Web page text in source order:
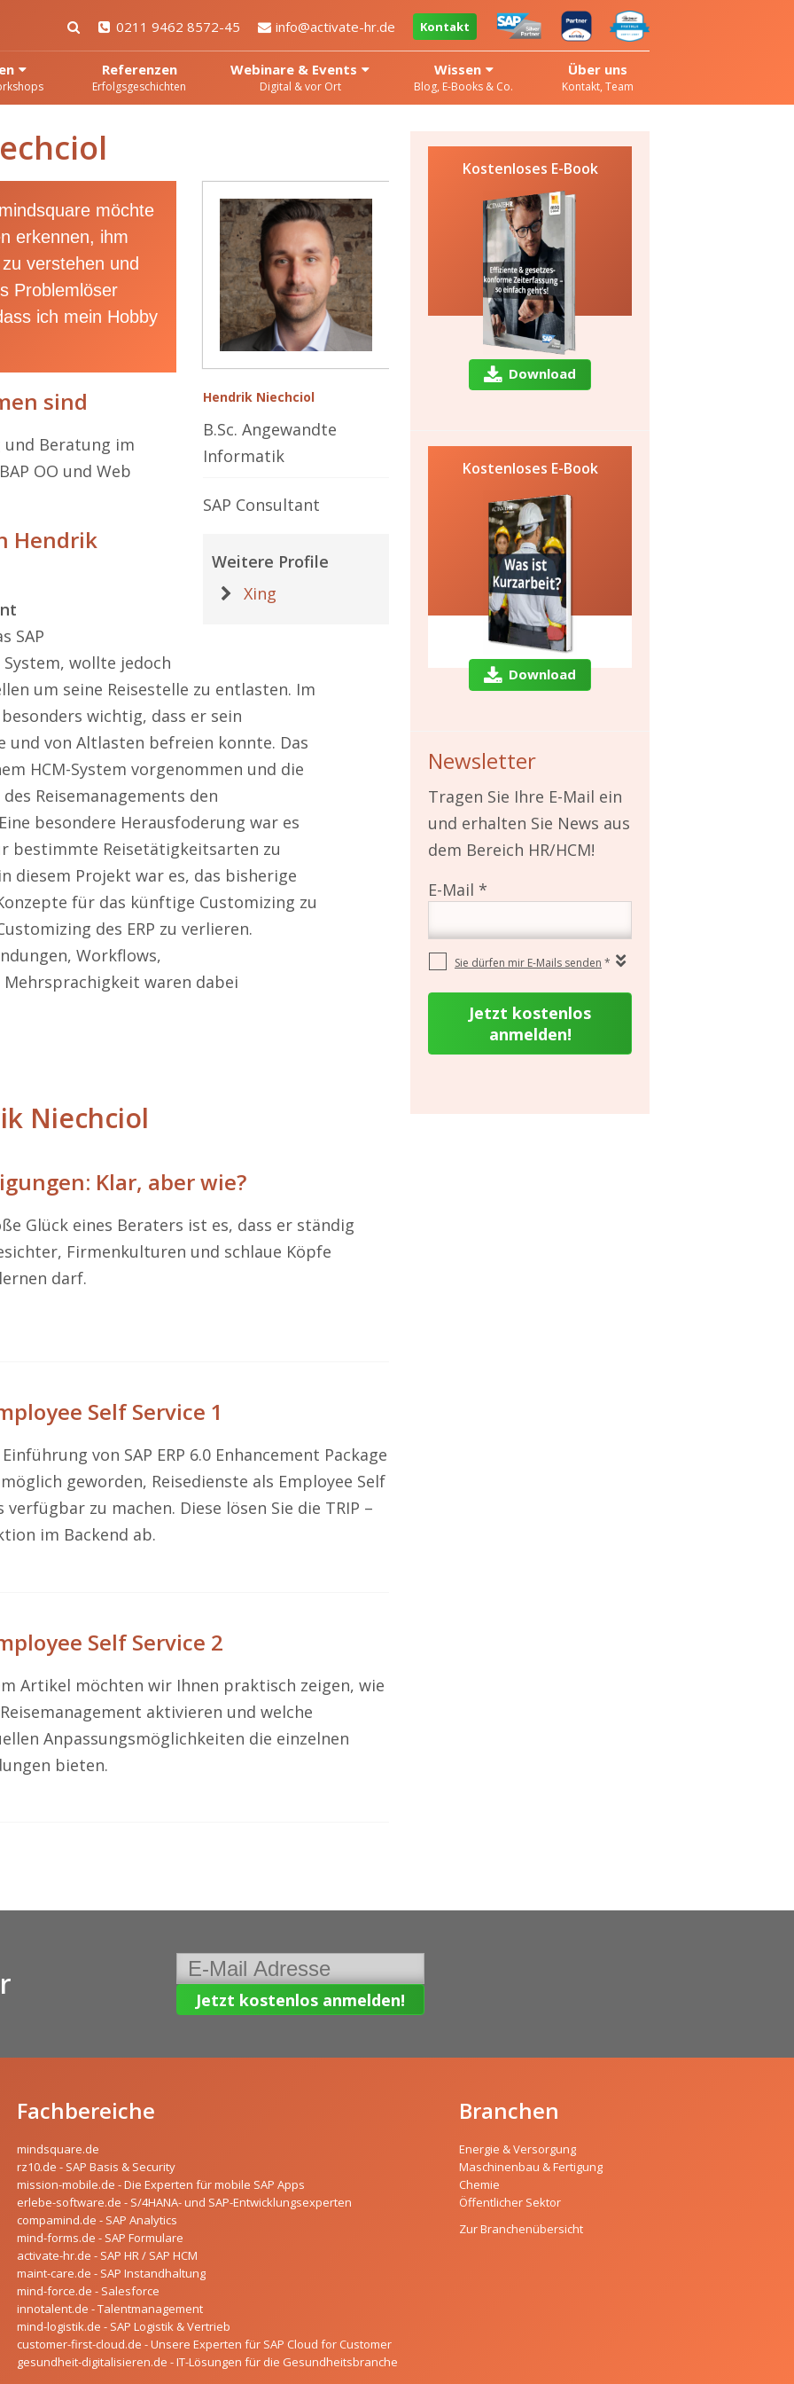
0211 9462 8572-45 info@activate-hr.de Kontakt
Referenzen
Erfolgsgeschichten
Webinare & Events
Digital & vor Ort
Wissen
Blog, E-Books & Co.
Über uns
Kontakt, Team
Hendrik Niechciol
B.Sc. Angewandte
Informatik
SAP Consultant
Weitere Profile
Xing
möchte
erkennen, ihm
verstehen und
Problemlöser
ich mein Hobby
sind
Beratung im
OO und Web
Hendrik
SAP
System, wollte jedoch
um seine Reisestelle zu entlasten. Im
wichtig, dass er sein
und von Altlasten befreien konnte. Das
HCM-System vorgenommen und die
Reisemanagements den
besondere Herausfoderung war es
bestimmte Reisetätigkeitsarten zu
diesem Projekt war es, das bisherige
für das künftige Customizing zu
des ERP zu verlieren.
Workflows,
waren dabei
Niechciol
Klar, aber wie?
Glück eines Beraters ist es, dass er ständig
Firmenkulturen und schlaue Köpfe
darf.
Self Service 1
von SAP ERP 6.0 Enhancement Package
geworden, Reisedienste als Employee Self
verfügbar zu machen. Diese lösen Sie die TRIP –
im Backend ab.
Self Service 2
Artikel möchten wir Ihnen praktisch zeigen, wie
aktivieren und welche
Anpassungsmöglichkeiten die einzelnen
bieten.
Kostenloses E-Book
Download
Kostenloses E-Book
Download
Newsletter
Tragen Sie Ihre E-Mail ein
und erhalten Sie News aus
dem Bereich HR/HCM!
Fachbereiche
mindsquare.de
rz10.de - SAP Basis & Security
mission-mobile.de - Die Experten für mobile SAP Apps
erlebe-software.de - S/4HANA- und SAP-Entwicklungsexperten
compamind.de - SAP Analytics
mind-forms.de - SAP Formulare
activate-hr.de - SAP HR / SAP HCM
maint-care.de - SAP Instandhaltung
mind-force.de - Salesforce
innotalent.de - Talentmanagement
mind-logistik.de - SAP Logistik & Vertrieb
customer-first-cloud.de - Unsere Experten für SAP Cloud for Customer
gesundheit-digitalisieren.de - IT-Lösungen für die Gesundheitsbranche
Branchen
Energie & Versorgung
Maschinenbau & Fertigung
Chemie
Öffentlicher Sektor
Zur Branchenübersicht